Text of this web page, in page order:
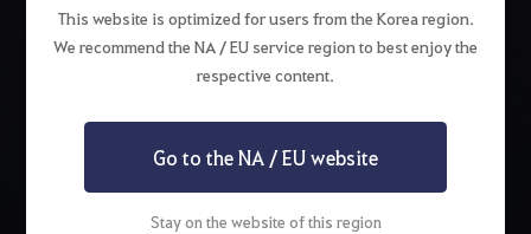
This website is optimized for users from the Korea region.
We recommend the NA / EU service region to best enjoy the
respective content.
Go to the NA / EU website
Stay on the website of this region
만 혼내주기
- 아크만 사원 청소하
기 (1000)
요나의 파편 10개
[토벌] 몰상식한 아크
[토벌] 고집불통 아크
- 아크만 사원 청소하
기 (4000)